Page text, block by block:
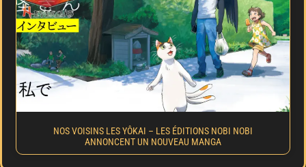
NOS VOISINS LES YÔKAI – LES ÉDITIONS NOBI NOBI
ANNONCENT UN NOUVEAU MANGA